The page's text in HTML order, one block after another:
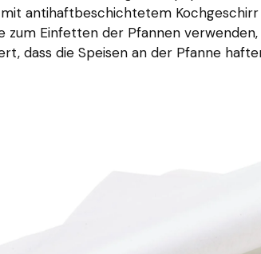
antihaftbeschichtetem
zum Einfetten der Pfannen
dass die Speisen an der Pfanne